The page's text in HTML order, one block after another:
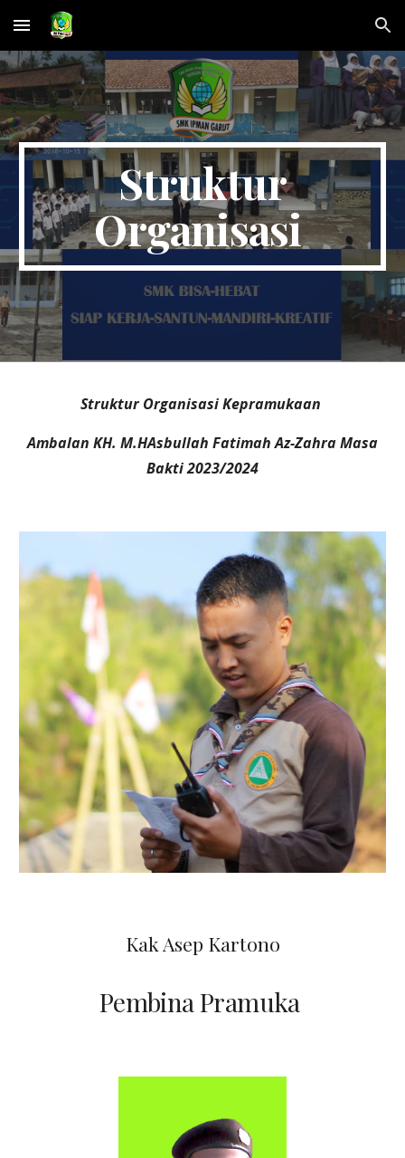
Skip to main content Skip to navigation
Struktur
Organisasi
Struktur Organisasi Kepramukaan
Ambalan KH. M.HAsbullah Fatimah Az-Zahra Masa
Bakti 2023/2024
Kak Asep Kartono
Pembina Pramuka